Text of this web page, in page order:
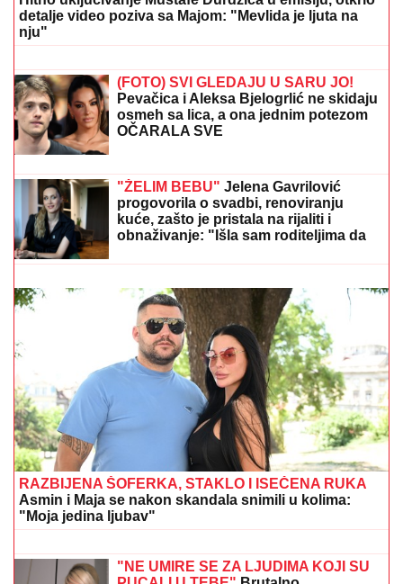
JE UDARAC BIO FATALAN!"
Stručnjaci o zločinu na Novom
Beogradu: Da li je tragedija mogla biti
"KAD GOD SAM U KRIZI..."Objava
Milice Veličković DIGLA BURU na
mrežama, pokazala KAKO SE ČASTI
par dana nakon SUKOBA sa Terzom
(FOTO)
Hitno uključivanje Mustafe Durdžića u emisiju, otkrio
detalje video poziva sa Majom: "Mevlida je ljuta na
nju"
GLUMICA SA GASTOZOM I ANĐELOM
NA MALDIVIMA!
Evo o kome je reč:
Trčkaraju po pesku, golišava tela u
prvom planu (FOTO)
(FOTO) SVI GLEDAJU U SARU JO!
Pevačica i Aleksa Bjelogrlić ne skidaju
osmeh sa lica, a ona jednim potezom